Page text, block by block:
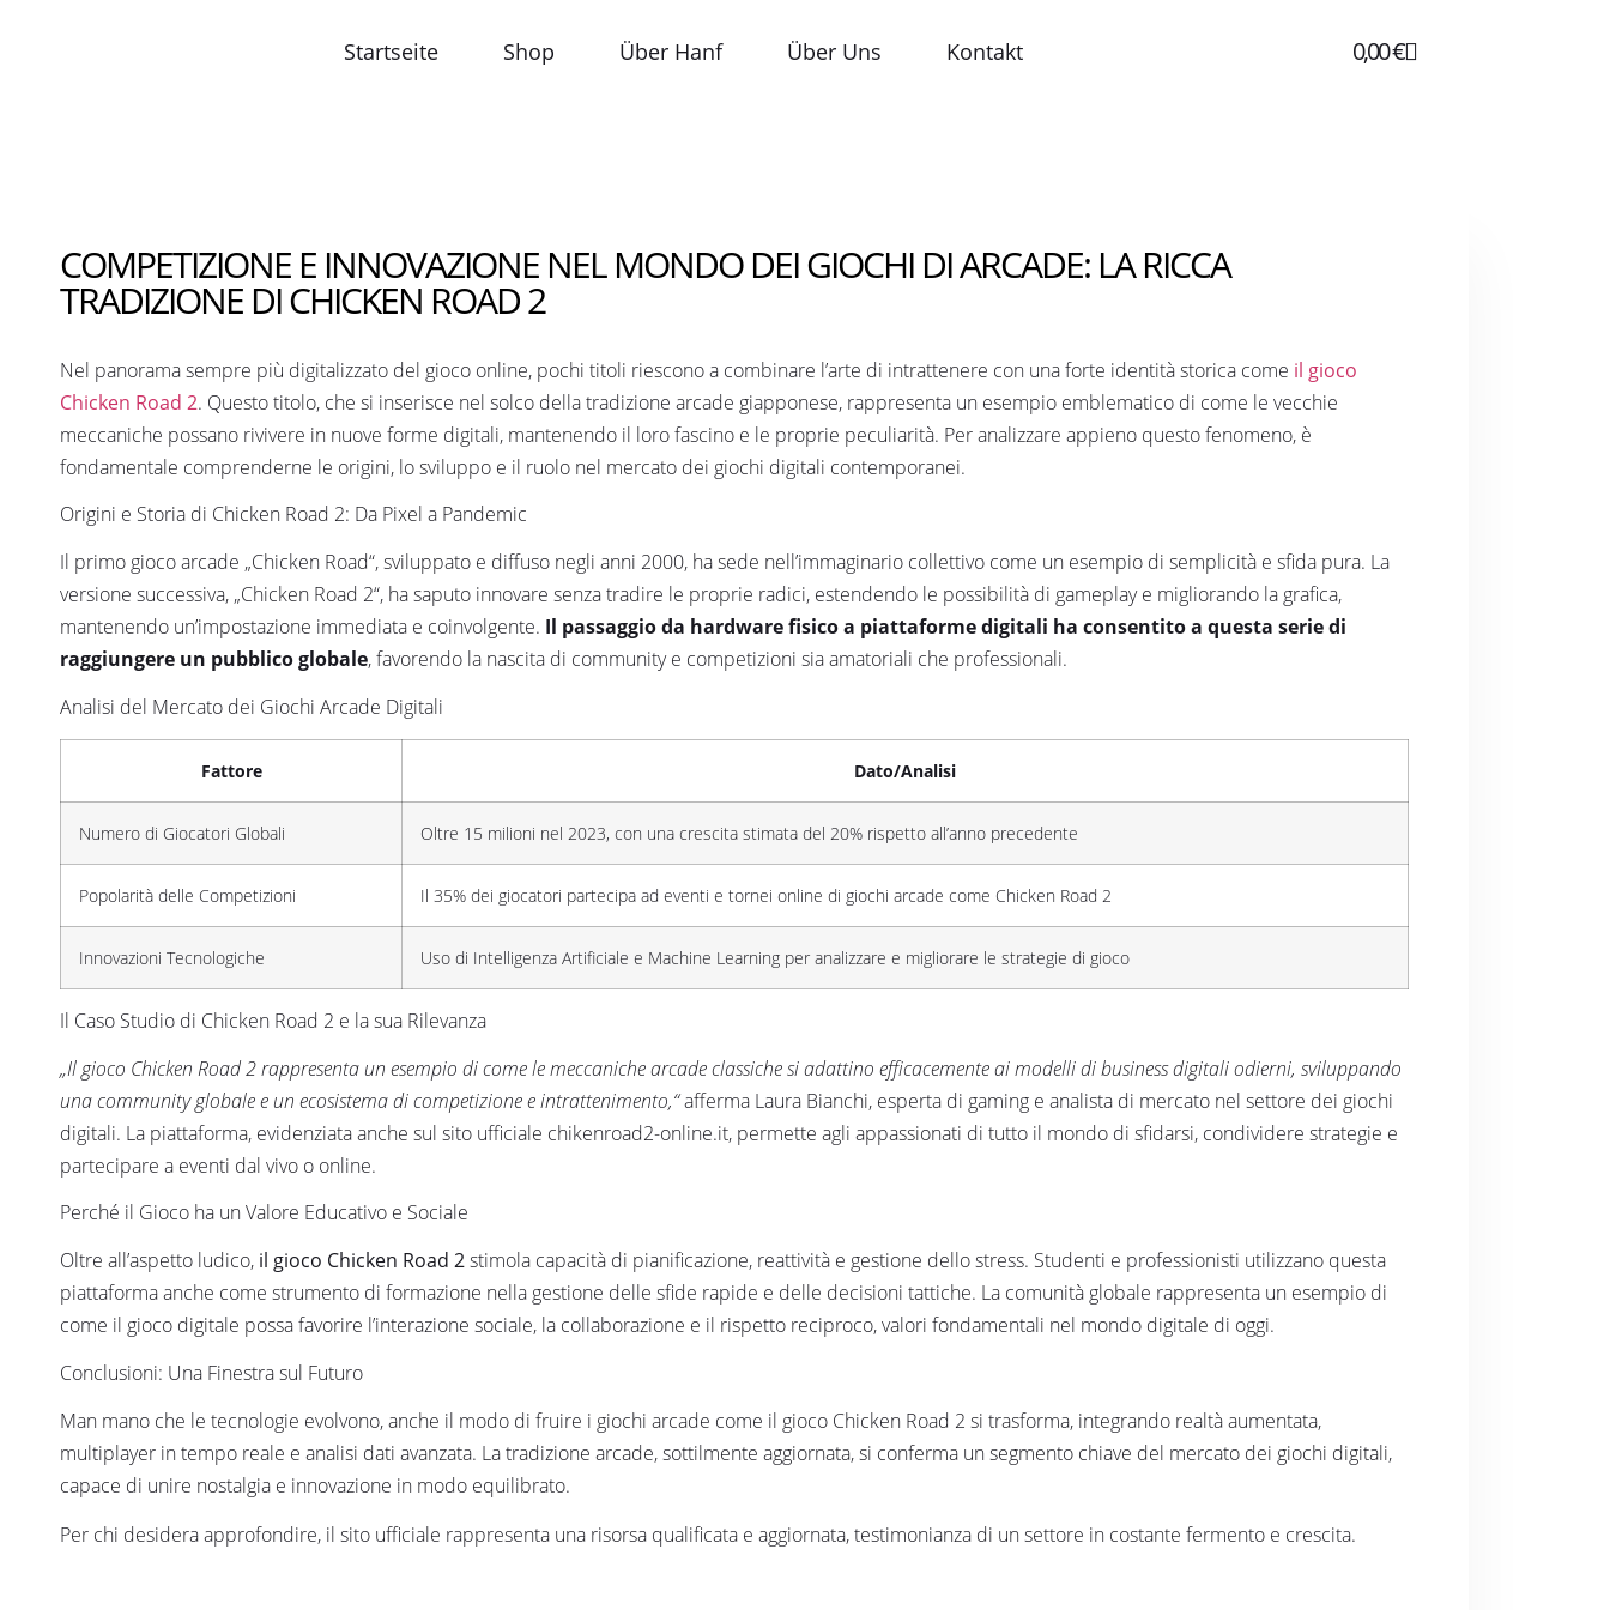
Startseite Shop Über Hanf Über Uns Kontakt 0,00€
COMPETIZIONE E INNOVAZIONE NEL MONDO DEI GIOCHI DI ARCADE: LA RICCA
TRADIZIONE DI CHICKEN ROAD 2
Nel panorama sempre più digitalizzato del gioco online, pochi titoli riescono a combinare l’arte di intrattenere con una forte identità storica come il gioco
Chicken Road 2. Questo titolo, che si inserisce nel solco della tradizione arcade giapponese, rappresenta un esempio emblematico di come le vecchie
meccaniche possano rivivere in nuove forme digitali, mantenendo il loro fascino e le proprie peculiarità. Per analizzare appieno questo fenomeno, è
fondamentale comprenderne le origini, lo sviluppo e il ruolo nel mercato dei giochi digitali contemporanei.
Origini e Storia di Chicken Road 2: Da Pixel a Pandemic
Il primo gioco arcade „Chicken Road“, sviluppato e diffuso negli anni 2000, ha sede nell’immaginario collettivo come un esempio di semplicità e sfida pura. La
versione successiva, „Chicken Road 2“, ha saputo innovare senza tradire le proprie radici, estendendo le possibilità di gameplay e migliorando la grafica,
mantenendo un’impostazione immediata e coinvolgente. Il passaggio da hardware fisico a piattaforme digitali ha consentito a questa serie di
raggiungere un pubblico globale, favorendo la nascita di community e competizioni sia amatoriali che professionali.
Analisi del Mercato dei Giochi Arcade Digitali
Fattore Dato/Analisi
Numero di Giocatori Globali Oltre 15 milioni nel 2023, con una crescita stimata del 20% rispetto all’anno precedente
Popolarità delle Competizioni Il 35% dei giocatori partecipa ad eventi e tornei online di giochi arcade come Chicken Road 2
Innovazioni Tecnologiche Uso di Intelligenza Artificiale e Machine Learning per analizzare e migliorare le strategie di gioco
Il Caso Studio di Chicken Road 2 e la sua Rilevanza
„Il gioco Chicken Road 2 rappresenta un esempio di come le meccaniche arcade classiche si adattino efficacemente ai modelli di business digitali odierni, sviluppando
una community globale e un ecosistema di competizione e intrattenimento,“afferma Laura Bianchi, esperta di gaming e analista di mercato nel settore dei giochi
digitali. La piattaforma, evidenziata anche sul sito ufficiale chikenroad2-online.it, permette agli appassionati di tutto il mondo di sfidarsi, condividere strategie e
partecipare a eventi dal vivo o online.
Perché il Gioco ha un Valore Educativo e Sociale
Oltre all’aspetto ludico, il gioco Chicken Road 2stimola capacità di pianificazione, reattività e gestione dello stress. Studenti e professionisti utilizzano questa
piattaforma anche come strumento di formazione nella gestione delle sfide rapide e delle decisioni tattiche. La comunità globale rappresenta un esempio di
come il gioco digitale possa favorire l’interazione sociale, la collaborazione e il rispetto reciproco, valori fondamentali nel mondo digitale di oggi.
Conclusioni: Una Finestra sul Futuro
Man mano che le tecnologie evolvono, anche il modo di fruire i giochi arcade come il gioco Chicken Road 2 si trasforma, integrando realtà aumentata,
multiplayer in tempo reale e analisi dati avanzata. La tradizione arcade, sottilmente aggiornata, si conferma un segmento chiave del mercato dei giochi digitali,
capace di unire nostalgia e innovazione in modo equilibrato.
Per chi desidera approfondire, il sito ufficiale rappresenta una risorsa qualificata e aggiornata, testimonianza di un settore in costante fermento e crescita.